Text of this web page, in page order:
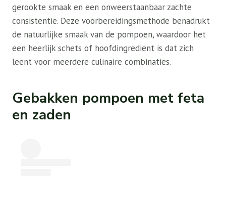
gerookte smaak en een onweerstaanbaar zachte
consistentie. Deze voorbereidingsmethode benadrukt
de natuurlijke smaak van de pompoen, waardoor het
een heerlijk schets of hoofdingrediënt is dat zich
leent voor meerdere culinaire combinaties.
Gebakken pompoen met feta
en zaden